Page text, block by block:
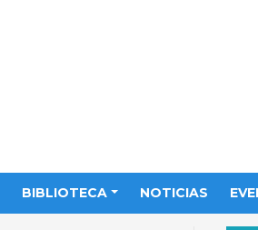
BIBLIOTECA NOTICIAS